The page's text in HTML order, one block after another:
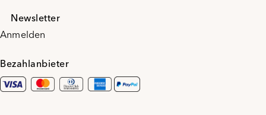
Newsletter
Anmelden
Bezahlanbieter